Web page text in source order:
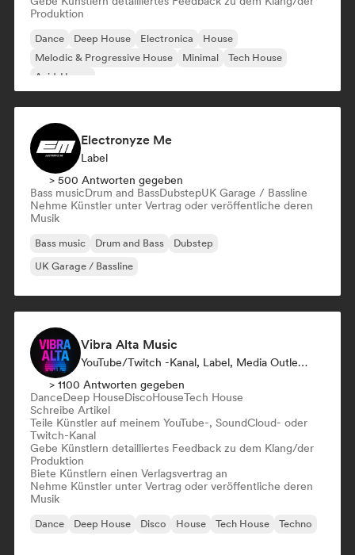
Produktion
Dance Deep House Electronica
House
Melodic & Progressive House
Minimal
Tech House
Acid-House
Electronyze Me
Label
> 500 Antworten gegeben
Bass musicDrum and BassDubstepUK Garage / Bassline
Nehme Künstler unter Vertrag oder veröffentliche deren
Musik
Bass music Drum and Bass
Dubstep
UK Garage / Bassline
Vibra Alta Music
YouTube/Twitch -Kanal, Label, Media Outlet/Journalist, Verlag, Sound Experte
> 1100 Antworten gegeben
DanceDeep HouseDiscoHouseTech House
Schreibe Artikel
Teile Künstler auf meinem YouTube-, SoundCloud- oder
Twitch-Kanal
Gebe Künstlern detailliertes Feedback zu dem Klang/der
Produktion
Biete Künstlern einen Verlagsvertrag an
Nehme Künstler unter Vertrag oder veröffentliche deren
Musik
Dance Deep House Disco House Tech House Techno